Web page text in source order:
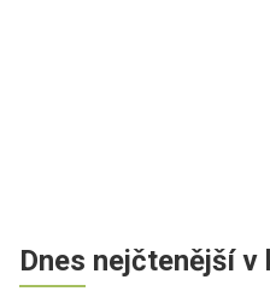
Dnes nejčtenější v